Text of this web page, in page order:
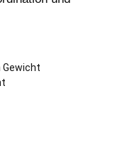
Gewicht